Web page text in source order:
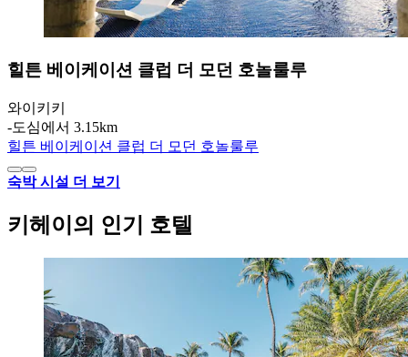
힐튼 베이케이션 클럽 더 모던 호놀룰루
와이키키
‐도심에서 3.15km
힐튼 베이케이션 클럽 더 모던 호놀룰루
숙박 시설 더 보기
키헤이의 인기 호텔